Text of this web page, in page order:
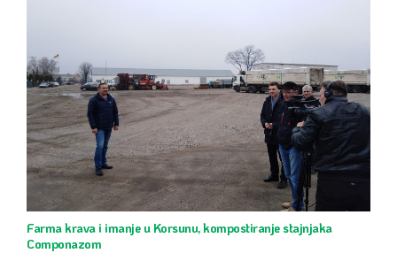
Farma krava i imanje u Korsunu, kompostiranje stajnjaka
Componazom